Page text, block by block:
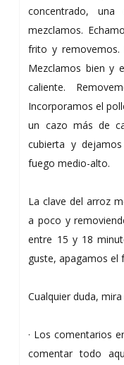
concentrado,
mezclamos.
frito y removemos.
Mezclamos bien y
caliente.
Incorporamos el
un cazo más de
cubierta y
fuego medio-alto.
La clave del arroz
a poco y
entre 15 y 18
guste, apagamos el
Cualquier duda,
· Los comentarios
comentar todo